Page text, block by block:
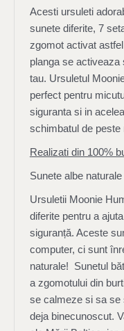
Acesti ursuleti
sunete diferite, 7
zgomot activat
planga se activeaza
tau. Ursuletul
perfect pentru
siguranta si in
schimbatul de peste
Realizati din 100%
Sunete albe
Ursuletii Moonie
diferite pentru a
siguranță. Aceste
computer, ci sunt
naturale! Sunetul
a zgomotului din
se calmeze si sa se
deja binecunoscut.